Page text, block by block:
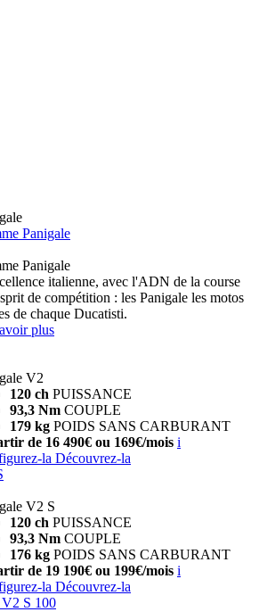
Panigale
Panigale
italienne, avec l'ADN de la course
de compétition : les Panigale les motos
de chaque Ducatisti.
plus
V2
120 ch PUISSANCE
93,3 Nm COUPLE
179 kg POIDS SANS CARBURANT
de 16 490€ ou 169€/mois i
la Découvrez-la
V2 S
120 ch PUISSANCE
93,3 Nm COUPLE
176 kg POIDS SANS CARBURANT
de 19 190€ ou 199€/mois i
la Découvrez-la
V2 S 100